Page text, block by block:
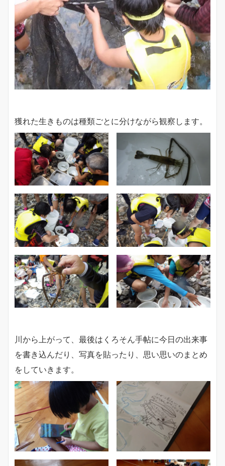
獲れた生きものは種類ごとに分けながら観察します。
川から上がって、最後はくろそん手帖に今日の出来事
を書き込んだり、写真を貼ったり、思い思いのまとめ
をしていきます。